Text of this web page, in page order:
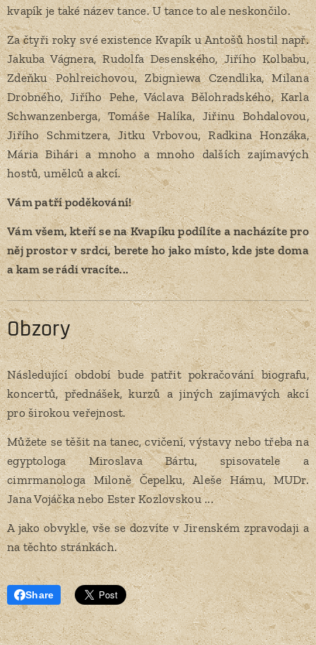
kvapík je také název tance. U tance to ale neskončilo.
Za čtyři roky své existence Kvapík u Antošů hostil např.
Jakuba Vágnera, Rudolfa Desenského, Jiřího Kolbabu,
Zdeňku Pohlreichovou, Zbigniewa Czendlika, Milana
Drobného, Jiřího Pehe, Václava Bělohradského, Karla
Schwanzenberga, Tomáše Halíka, Jiřinu Bohdalovou,
Jiřího Schmitzera, Jitku Vrbovou, Radkina Honzáka,
Mária Bihári a mnoho a mnoho dalších zajímavých
hostů, umělců a akcí.
Vám patří poděkování!
Vám všem, kteří se na Kvapíku podílíte a nacházíte pro
něj prostor v srdci, berete ho jako místo, kde jste doma
a kam se rádi vracíte...
Obzory
Následující období bude patřit pokračování biografu,
koncertů, přednášek, kurzů a jiných zajímavých akcí
pro širokou veřejnost.
Můžete se těšit na tanec, cvičení, výstavy nebo třeba na
egyptologa Miroslava Bártu, spisovatele a
cimrmanologa Miloně Čepelku, Aleše Hámu, MUDr.
Jana Vojáčka nebo Ester Kozlovskou ...
A jako obvykle, vše se dozvíte v Jirenském zpravodaji a
na těchto stránkách.
Share